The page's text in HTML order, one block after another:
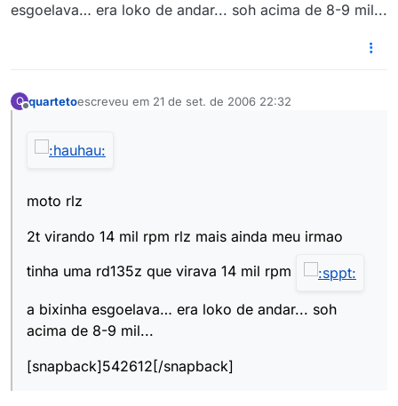
esgoelava… era loko de andar... soh acima de 8-9 mil...
Q quartetoescreveu em 21 de set. de 2006 22:32
última edição por
moto rlz
2t virando 14 mil rpm rlz mais ainda meu irmao
tinha uma rd135z que virava 14 mil rpm
a bixinha esgoelava… era loko de andar... soh
acima de 8-9 mil...
[snapback]542612[/snapback]